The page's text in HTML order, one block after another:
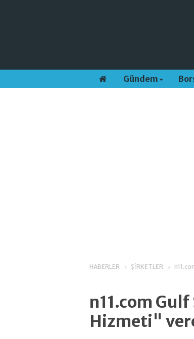
Gündem
HABERLER ŞİRKETLER
n11.com
Hizmeti"